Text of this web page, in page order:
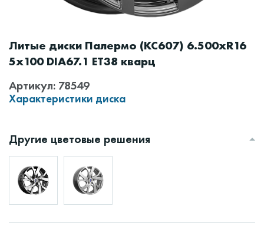
Литые диски Палермо (КС607) 6.500xR16
5x100 DIA67.1 ET38 кварц
Артикул: 78549
Характеристики диска
Другие цветовые решения